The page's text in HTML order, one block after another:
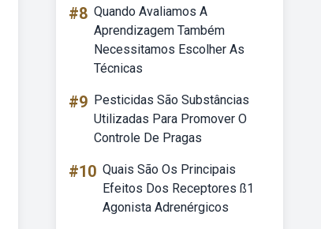
#8 Quando Avaliamos A
Aprendizagem Também
Necessitamos Escolher As
Técnicas
#9 Pesticidas São Substâncias
Utilizadas Para Promover O
Controle De Pragas
#10 Quais São Os Principais
Efeitos Dos Receptores ß1
Agonista Adrenérgicos